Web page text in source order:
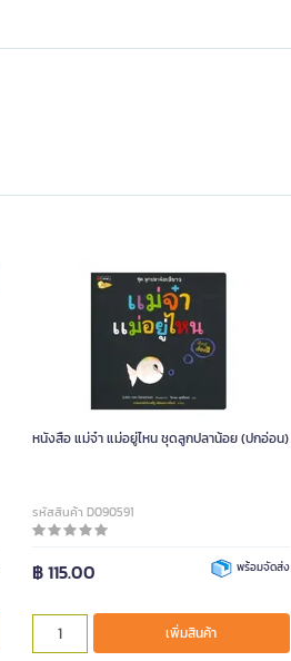
หนังสือ แม่จ๋า แม่อยู่ไหน ชุดลูกปลาน้อย (ปกอ่อน)
รหัสสินค้า D090591
฿ 115.00 พร้อมจัดส่ง
เพิ่มสินค้า